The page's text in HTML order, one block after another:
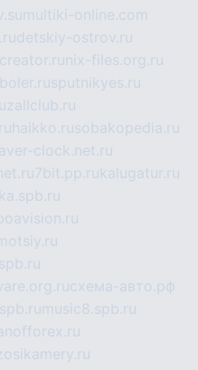
multiki-online.com
detskiy-ostrov.ru
nix-files.org.ru
sputnikyes.ru
zallclub.ru
haikko.rusobakopedia.ru
clock.net.ru
7bit.pp.rukalugatur.ru
схема-авто.рф
music8.spb.ru